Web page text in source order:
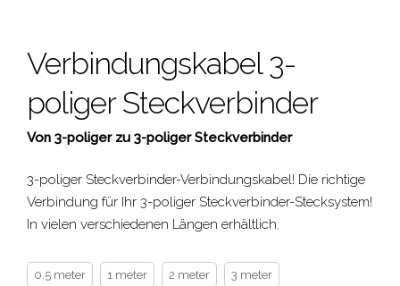
Verbindungskabel 3-
poliger Steckverbinder
Von 3-poliger zu 3-poliger Steckverbinder
3-poliger Steckverbinder-Verbindungskabel! Die richtige
Verbindung für Ihr 3-poliger Steckverbinder-Stecksystem!
In vielen verschiedenen Längen erhältlich.
0.5 meter 1 meter 2 meter 3 meter